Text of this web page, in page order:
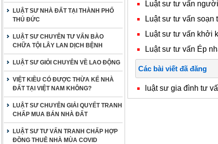
LUẬT SƯ NHÀ ĐẤT TẠI THÀNH PHỐ
THỦ ĐỨC
LUẬT SƯ CHUYÊN TƯ VẤN BÀO
CHỮA TỘI LÂY LAN DỊCH BỆNH
LUẬT SƯ GIỎI CHUYÊN VỀ LAO ĐỘNG
VIỆT KIỀU CÓ ĐƯỢC THỪA KẾ NHÀ
ĐẤT TẠI VIỆT NAM KHÔNG?
LUẬT SƯ CHUYÊN GIẢI QUYẾT TRANH
CHẤP MUA BÁN NHÀ ĐẤT
LUẬT SƯ TƯ VẤN TRANH CHẤP HỢP
ĐỒNG THUÊ NHÀ MÙA COVID
Luật sư tư vấn
Luật sư tư vấn soạn
Luật sư tư vấn khởi
Luật sư tư vấn Ép
Các bài viết đã đăng
luật sư gia đình tư